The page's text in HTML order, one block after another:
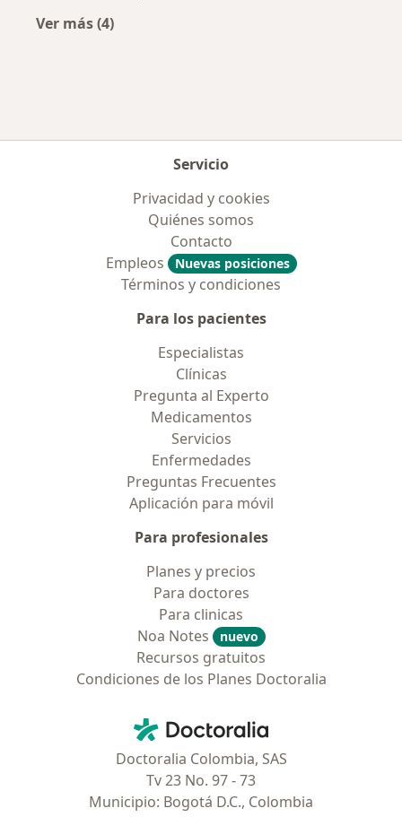
Ver más (4)
Servicio
Privacidad y cookies
Quiénes somos
Contacto
Empleos
Nuevas posiciones
Términos y condiciones
Para los pacientes
Especialistas
Clínicas
Pregunta al Experto
Medicamentos
Servicios
Enfermedades
Preguntas Frecuentes
Aplicación para móvil
Para profesionales
Planes y precios
Para doctores
Para clinicas
Noa Notes
nuevo
Recursos gratuitos
Condiciones de los Planes Doctoralia
Doctoralia - Página de inicio
Doctoralia Colombia, SAS
Tv 23 No. 97 - 73
Municipio: Bogotá D.C., Colombia